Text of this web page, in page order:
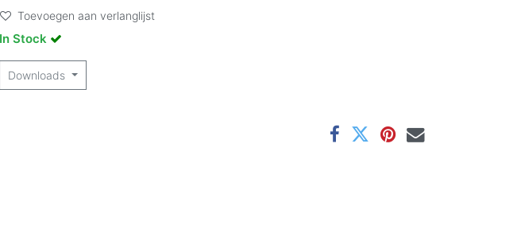
Toevoegen aan verlanglijst
In Stock
Downloads